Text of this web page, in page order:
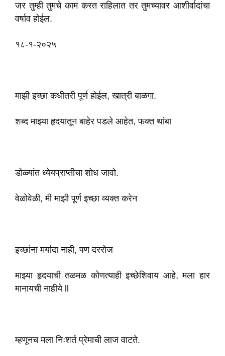
जर तुम्ही तुमचे काम करत राहिलात तर तुमच्यावर आशीर्वादांचा
वर्षाव होईल.
१८-१-२०२५
माझी इच्छा कधीतरी पूर्ण होईल, खात्री बाळगा.
शब्द माझ्या हृदयातून बाहेर पडले आहेत, फक्त थांबा
डोळ्यांत ध्येयप्राप्तीचा शोध जावो.
वेळोवेळी, मी माझी पूर्ण इच्छा व्यक्त करेन
इच्छांना मर्यादा नाही, पण दररोज
माझ्या हृदयाची तळमळ कोणत्याही इच्छेशिवाय आहे, मला हार
मानायची नाहीये ll
म्हणूनच मला निःशर्त प्रेमाची लाज वाटते.